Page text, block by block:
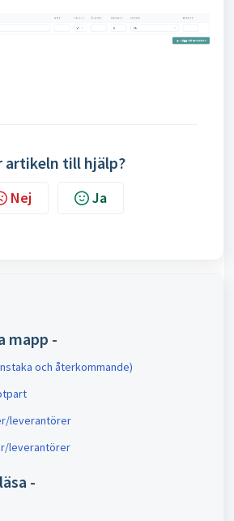
artikeln till hjälp?
Nej Ja
mapp -
och återkommande)
leverantörer
leverantörer
-